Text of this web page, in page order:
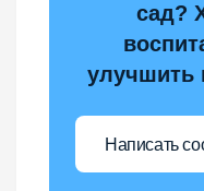
сад?
улучшить
Написать